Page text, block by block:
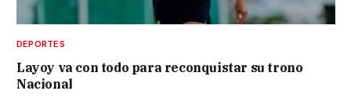
DEPORTES
Layoy va con todo para reconquistar su trono
Nacional